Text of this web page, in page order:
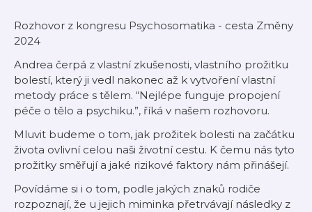
Rozhovor z kongresu Psychosomatika - cesta Změny
2024
Andrea čerpá z vlastní zkušenosti, vlastního prožitku
bolestí, který ji vedl nakonec až k vytvoření vlastní
metody práce s tělem. “Nejlépe funguje propojení
péče o tělo a psychiku.”, říká v našem rozhovoru.
Mluvit budeme o tom, jak prožitek bolesti na začátku
života ovlivní celou naši životní cestu. K čemu nás tyto
prožitky směřují a jaké rizikové faktory nám přinášejí.
Povídáme si i o tom, podle jakých znaků rodiče
rozpoznají, že u jejich miminka přetrvávají následky z